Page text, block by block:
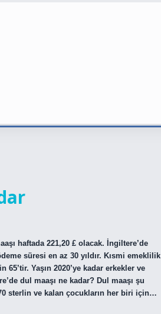
haftada 221,20 £ olacak. İngiltere’de
süresi en az 30 yıldır. Kısmi emeklilik
Yaşın 2020’ye kadar erkekler ve
dul maaşı ne kadar? Dul maaşı şu
sterlin ve kalan çocukların her biri için…